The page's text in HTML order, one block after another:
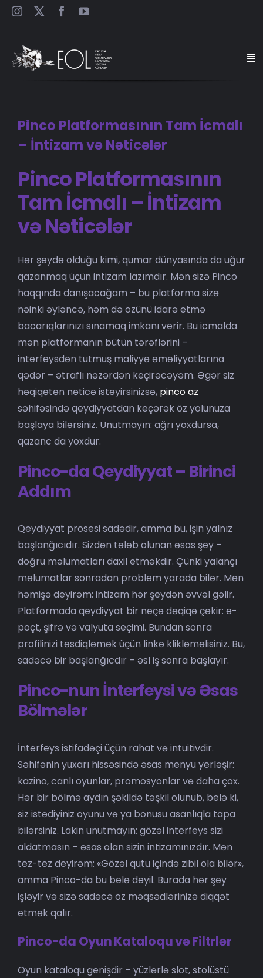
Saltar
ESCUELA
JORNADAS
BIBLIOTECA
Pinco Platformasının Tam İcmalı
– İntizam və Nəticələr
Pinco Platformasının
Tam İcmalı – İntizam
və Nəticələr
Hər şeydə olduğu kimi, qumar dünyasında da uğur
qazanmaq üçün intizam lazımdır. Mən sizə Pinco
haqqında danışacağam – bu platforma sizə
nəinki əyləncə, həm də özünü idarə etmə
bacarıqlarınızı sınamaq imkanı verir. Bu icmalda
mən platformanın bütün tərəflərini –
interfeysdən tutmuş maliyyə əməliyyatlarına
qədər – ətraflı nəzərdən keçirəcəyəm. Əgər siz
həqiqətən nəticə istəyirsinizsə, pinco az
səhifəsində qeydiyyatdan keçərək öz yolunuza
başlaya bilərsiniz. Unutmayın: ağrı yoxdursa,
qazanc da yoxdur.
Pinco-da Qeydiyyat – Birinci
Addım
Qeydiyyat prosesi sadədir, amma bu, işin yalnız
başlanğıcıdır. Sizdən tələb olunan əsas şey –
doğru məlumatları daxil etməkdir. Çünki yalançı
məlumatlar sonradan problem yarada bilər. Mən
həmişə deyirəm: intizam hər şeydən əvvəl gəlir.
Platformada qeydiyyat bir neçə dəqiqə çəkir: e-
poçt, şifrə və valyuta seçimi. Bundan sonra
profilinizi təsdiqləmək üçün linkə klikləməlisiniz. Bu,
sadəcə bir başlanğıcdır – əsl iş sonra başlayır.
Pinco-nun İnterfeysi və Əsas
Bölmələr
İnterfeys istifadəçi üçün rahat və intuitivdir.
Səhifənin yuxarı hissəsində əsas menyu yerləşir:
kazino, canlı oyunlar, promosyonlar və daha çox.
Hər bir bölmə aydın şəkildə təşkil olunub, belə ki,
siz istədiyiniz oyunu və ya bonusu asanlıqla tapa
bilərsiniz. Lakin unutmayın: gözəl interfeys sizi
aldatmasın – əsas olan sizin intizamınızdır. Mən
tez-tez deyirəm: «Gözəl qutu içində zibil ola bilər»,
amma Pinco-da bu belə deyil. Burada hər şey
işləyir və sizə sadəcə öz məqsədlərinizə diqqət
etmək qalır.
Pinco-da Oyun Kataloqu və Filtrlər
Oyun kataloqu genişdir – yüzlərlə slot, stolüstü